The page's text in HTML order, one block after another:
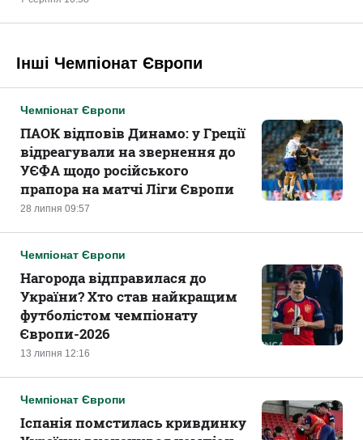
Інші Чемпіонат Європи
Чемпіонат Європи
28 липня 09:57
ПАОК відповів Динамо: у Греції
відреагували на звернення до
УЄФА щодо російського
прапора на матчі Ліги Європи
Чемпіонат Європи
13 липня 12:16
Нагорода відправилася до
України? Хто став найкращим
футболістом чемпіонату
Європи-2026
Чемпіонат Європи
Іспанія помстилась кривдинку